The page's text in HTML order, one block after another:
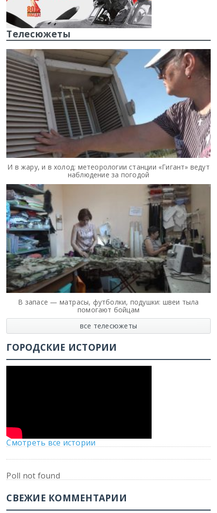
Телесюжеты
И в жару, и в холод: метеорологии станции «Гигант» ведут
наблюдение за погодой
В запасе — матрасы, футболки, подушки: швеи тыла
помогают бойцам
все телесюжеты
ГОРОДСКИЕ ИСТОРИИ
Смотреть все истории
Poll not found
СВЕЖИЕ КОММЕНТАРИИ